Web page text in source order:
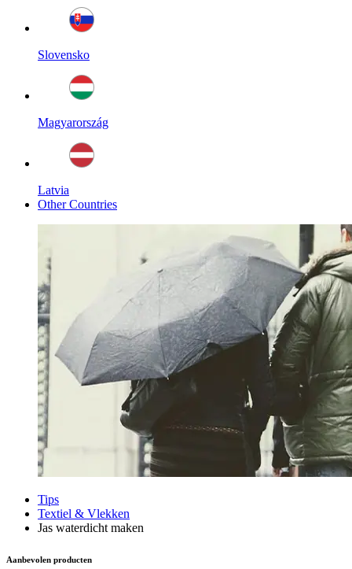
Slovensko
Magyarország
Latvia
Other Countries
Tips
Textiel & Vlekken
Jas waterdicht maken
Aanbevolen producten